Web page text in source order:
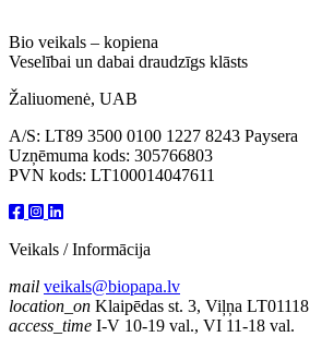
Bio veikals – kopiena
Veselībai un dabai draudzīgs klāsts
Žaliuomenė, UAB
A/S: LT89 3500 0100 1227 8243 Paysera
Uzņēmuma kods: 305766803
PVN kods: LT100014047611
Veikals / Informācija
mail veikals@biopapa.lv
location_on Klaipēdas st. 3, Viļņa LT01118
access_time I-V 10-19 val., VI 11-18 val.